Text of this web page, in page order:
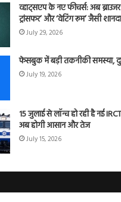
व्हाट्सएप के नए फीचर्स: अब
ट्रांसफर’ और ‘वेटिंग रूम’ जैसी
July 29, 2026
फेसबुक में बड़ी तकनीकी समस्या,
July 19, 2026
15 जुलाई से लॉन्च हो रही है नई
अब होगी आसान और तेज
July 15, 2026